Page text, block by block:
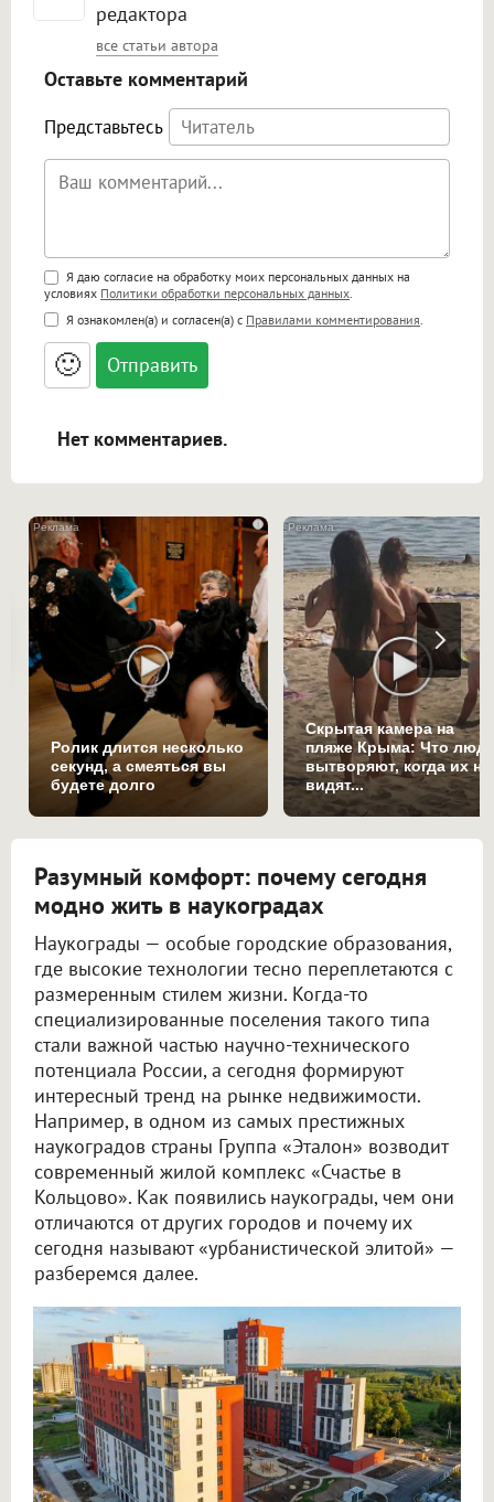
редактора
все статьи автора
Оставьте комментарий
Представьтесь
Поддержка HTML
<b>, <strong>, <u>, <i>, <em>, <s>, <big>,
<small>, <sup>, <sub>, <pre>, <ul>, <ol>, <li>,
<blockquote>, <code> экранирует HTML,
адреса URL автоматически становятся
ссылками, и [img]адрес[/img] будет
Я даю согласие на обработку моих персональных данных на
условиях Политики обработки персональных данных
Я ознакомлен(а) и согласен(а) с Правилами комментирования
🙂
Нет комментариев.
i
Ролик длится несколько
секунд, а смеяться вы
будете долго
Скрытая камера на
пляже Крыма: Что
вытворяют, когда их не
видят...
Разумный комфорт: почему сегодня
модно жить в наукоградах
Наукограды — особые городские образования,
где высокие технологии тесно переплетаются с
размеренным стилем жизни. Когда-то
специализированные поселения такого типа
стали важной частью научно-технического
потенциала России, а сегодня формируют
интересный тренд на рынке недвижимости.
Например, в одном из самых престижных
наукоградов страны Группа «Эталон» возводит
современный жилой комплекс «Счастье в
Кольцово». Как появились наукограды, чем они
отличаются от других городов и почему их
сегодня называют «урбанистической элитой» —
разберемся далее.